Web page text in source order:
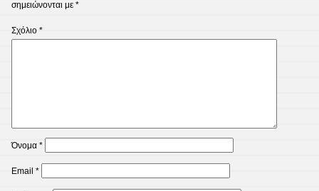
σημειώνονται με *
Σχόλιο *
Όνομα *
Email *